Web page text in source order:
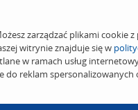
zarządzać plikami cookie
witrynie znajduje się w
w ramach usług
do reklam spersonalizowanych